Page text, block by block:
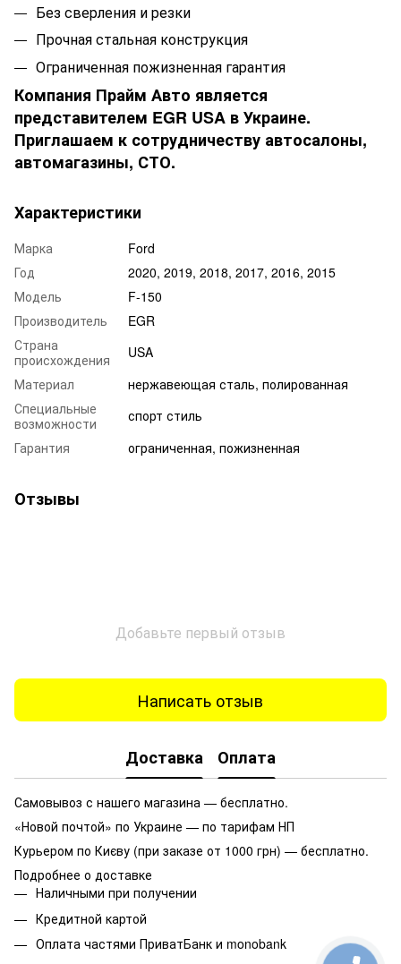
Без сверления и резки
Прочная стальная конструкция
Ограниченная пожизненная гарантия
Компания Прайм Авто является
представителем EGR USA в Украине.
Приглашаем к сотрудничеству автосалоны,
автомагазины, СТО.
Характеристики
Марка
Ford
Год
2020, 2019, 2018, 2017, 2016, 2015
Модель
F-150
Производитель
EGR
Страна
происхождения
USA
Материал
нержавеющая сталь, полированная
Специальные
возможности
спорт стиль
Гарантия
ограниченная, пожизненная
Отзывы
Добавьте первый отзыв
Написать отзыв
Доставка Оплата
Самовывоз с нашего магазина — бесплатно.
«Новой почтой» по Украине — по тарифам НП
Курьером по Києву (при заказе от 1000 грн) — бесплатно.
Подробнее о доставке
Наличными при получении
Кредитной картой
Оплата частями ПриватБанк и monobank